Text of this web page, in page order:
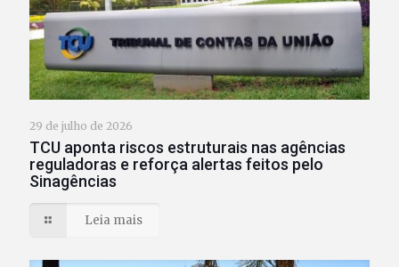
29 de julho de 2026
TCU aponta riscos estruturais nas agências
reguladoras e reforça alertas feitos pelo
Sinagências
Leia mais